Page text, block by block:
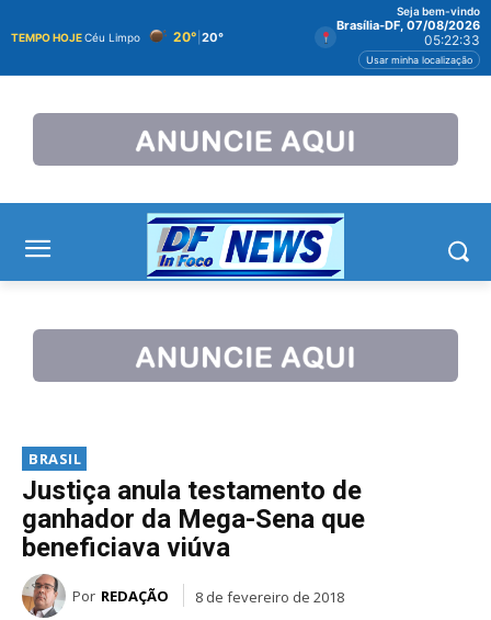
TEMPO HOJECéu Limpo 20° 20°
Seja bem-vindo
Brasília-DF, 07/08/2026
05:22:33
Usar minha localização
BRASIL
Justiça anula testamento de
ganhador da Mega-Sena que
beneficiava viúva
Por REDAÇÃO 8 de fevereiro de 2018